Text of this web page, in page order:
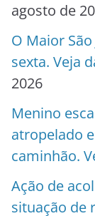
agosto de
O Maior
sexta. Veja
2026
Menino
atropelado
caminhão.
Ação de
situação de